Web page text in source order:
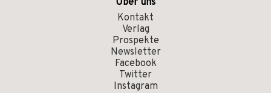
Über uns
Kontakt
Verlag
Prospekte
Newsletter
Facebook
Twitter
Instagram